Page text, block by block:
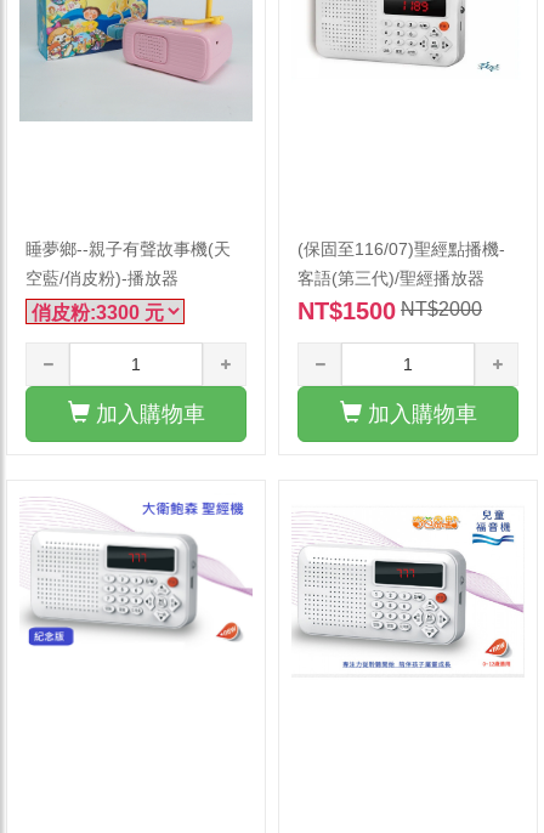
睡夢鄉--親子有聲故事機(天
空藍/俏皮粉)-播放器
加入購物車
(保固至116/07)聖經點播機-
客語(第三代)/聖經播放器
NT$1500 NT$2000
加入購物車